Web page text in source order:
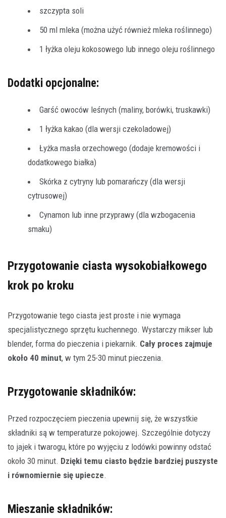
szczypta soli
50 ml mleka (można użyć również mleka roślinnego)
1 łyżka oleju kokosowego lub innego oleju roślinnego
Dodatki opcjonalne:
Garść owoców leśnych (maliny, borówki, truskawki)
1 łyżka kakao (dla wersji czekoladowej)
Łyżka masła orzechowego (dodaje kremowości i
dodatkowego białka)
Skórka z cytryny lub pomarańczy (dla wersji
cytrusowej)
Cynamon lub inne przyprawy (dla wzbogacenia
smaku)
Przygotowanie ciasta wysokobiałkowego
krok po kroku
Przygotowanie tego ciasta jest proste i nie wymaga
specjalistycznego sprzętu kuchennego. Wystarczy mikser lub
blender, forma do pieczenia i piekarnik. Cały proces zajmuje
około 40 minut, w tym 25-30 minut pieczenia.
Przygotowanie składników:
Przed rozpoczęciem pieczenia upewnij się, że wszystkie
składniki są w temperaturze pokojowej. Szczególnie dotyczy
to jajek i twarogu, które po wyjęciu z lodówki powinny odstać
około 30 minut. Dzięki temu ciasto będzie bardziej puszyste
i równomiernie się upiecze.
Mieszanie składników: